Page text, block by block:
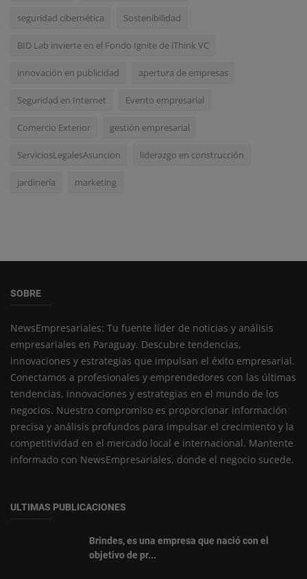
seguridad cibernética Sostenibilidad
BID Lab invierte en el Fondo Ignite de iThink VC
innovación en publicidad apertura de empresas
Seguridad en Internet Evento empresarial
Comercio Exterior gestión empresarial
ServiciosLegalesAsuncion liderazgo en construcción
jardinería marketing
SOBRE
NewsEmpresariales: Tu fuente líder de noticias y análisis
empresariales en Paraguay. Descubre tendencias,
innovaciones y estrategias que impulsan el éxito empresarial.
Conectamos a profesionales y emprendedores con las últimas
tendencias, innovaciones y estrategias en el mundo de los
negocios. Nuestro compromiso es proporcionar información
precisa y análisis profundos para impulsar el crecimiento y la
competitividad en el mercado local e internacional. Mantente
informado con NewsEmpresariales, donde el negocio sucede.
ULTIMAS PUBLICACIONES
Brindes, es una empresa que nació con el
objetivo de pr...